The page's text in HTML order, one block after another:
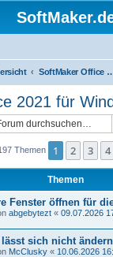
SoftMaker Office
2021 für
Themen 1 2 3 4
Themen
Fenster öffnen für
abgebytezt « 09.07.2026
lässt sich nicht ändern
McClusky « 10.06.2026